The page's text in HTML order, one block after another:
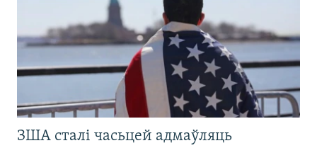
ЗША сталі часьцей адмаўляць